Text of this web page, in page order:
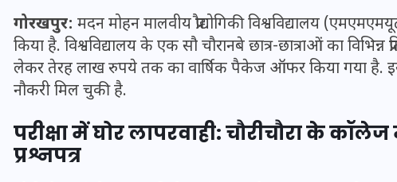
गोरखपुर: मदन मोहन मालवीय प्रौद्योगिकी विश्वविद्यालय
किया है. विश्वविद्यालय के एक सौ चौरानबे छात्र-छात्राओं का
लेकर तेरह लाख रुपये तक का वार्षिक पैकेज ऑफर किया गया है. इस
नौकरी मिल चुकी है.
परीक्षा में घोर लापरवाही: चौरीचौरा के
प्रश्नपत्र